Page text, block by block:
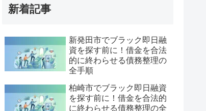
新着記事
新発田市でブラック即日融
資を探す前に！借金を合法
的に終わらせる債務整理の
全手順
柏崎市でブラック即日融資
を探す前に！借金を合法的
に終わらせる債務整理の全